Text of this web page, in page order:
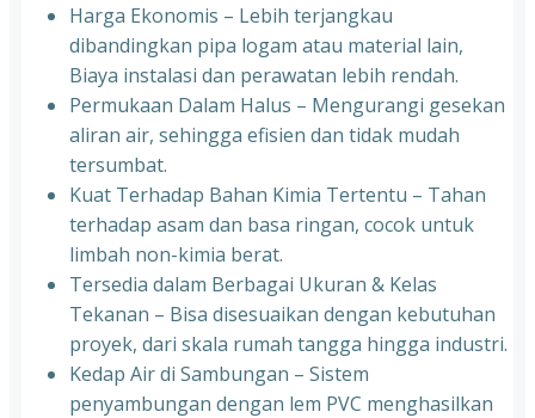
Harga Ekonomis – Lebih terjangkau
dibandingkan pipa logam atau material lain,
Biaya instalasi dan perawatan lebih rendah.
Permukaan Dalam Halus – Mengurangi gesekan
aliran air, sehingga efisien dan tidak mudah
tersumbat.
Kuat Terhadap Bahan Kimia Tertentu – Tahan
terhadap asam dan basa ringan, cocok untuk
limbah non-kimia berat.
Tersedia dalam Berbagai Ukuran & Kelas
Tekanan – Bisa disesuaikan dengan kebutuhan
proyek, dari skala rumah tangga hingga industri.
Kedap Air di Sambungan – Sistem
penyambungan dengan lem PVC menghasilkan